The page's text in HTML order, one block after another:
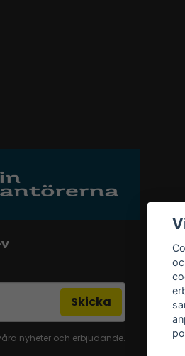
Skicka
nyheter och erbjudande.